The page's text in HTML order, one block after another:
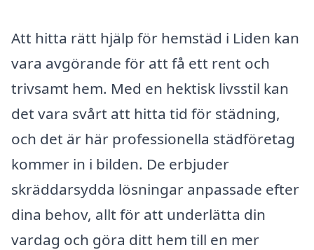
Att hitta rätt hjälp för hemstäd i Liden kan
vara avgörande för att få ett rent och
trivsamt hem. Med en hektisk livsstil kan
det vara svårt att hitta tid för städning,
och det är här professionella städföretag
kommer in i bilden. De erbjuder
skräddarsydda lösningar anpassade efter
dina behov, allt för att underlätta din
vardag och göra ditt hem till en mer